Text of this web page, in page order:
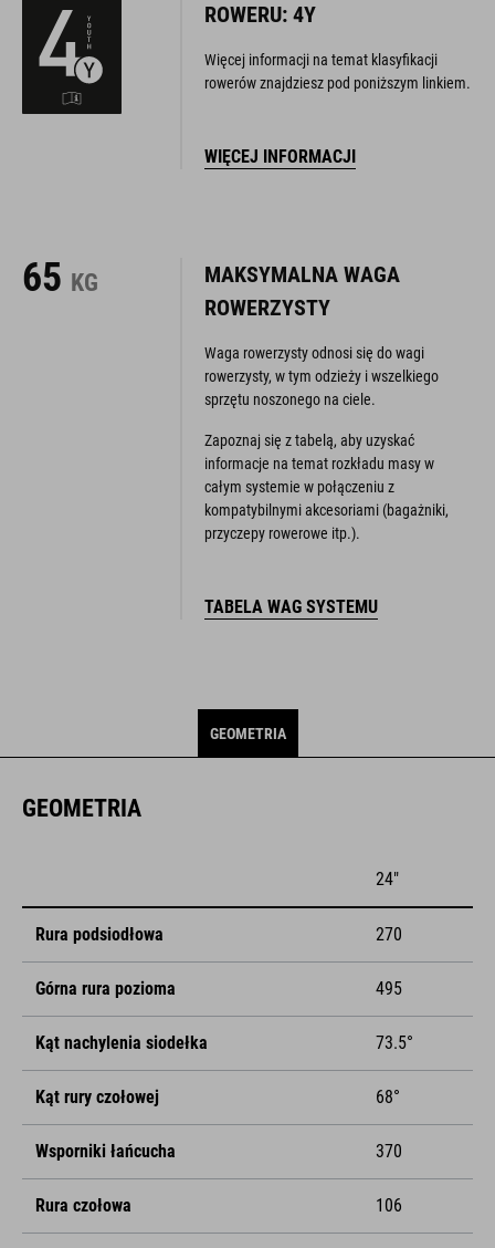
ROWERU: 4Y
Więcej informacji na temat klasyfikacji
rowerów znajdziesz pod poniższym linkiem.
WIĘCEJ INFORMACJI
65 KG
MAKSYMALNA WAGA
ROWERZYSTY
Waga rowerzysty odnosi się do wagi
rowerzysty, w tym odzieży i wszelkiego
sprzętu noszonego na ciele.
Zapoznaj się z tabelą, aby uzyskać
informacje na temat rozkładu masy w
całym systemie w połączeniu z
kompatybilnymi akcesoriami (bagażniki,
przyczepy rowerowe itp.).
TABELA WAG SYSTEMU
GEOMETRIA
GEOMETRIA
24"
Rura podsiodłowa 270
Górna rura pozioma 495
Kąt nachylenia siodełka 73.5°
Kąt rury czołowej 68°
Wsporniki łańcucha 370
Rura czołowa 106